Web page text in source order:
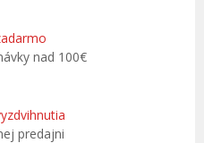
nad 100€
predajni